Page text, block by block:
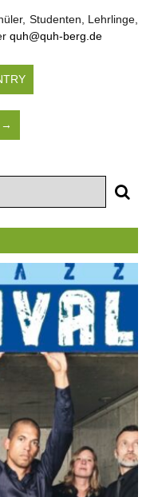
Studenten, Lehrlinge,
quh@quh-berg.de
→